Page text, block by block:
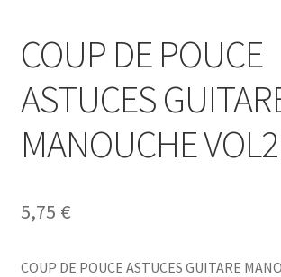
Mon compte
COUP DE POUCE
ASTUCES
MANOUCHE
5,75 €
COUP DE POUCE ASTUCES GUITARE